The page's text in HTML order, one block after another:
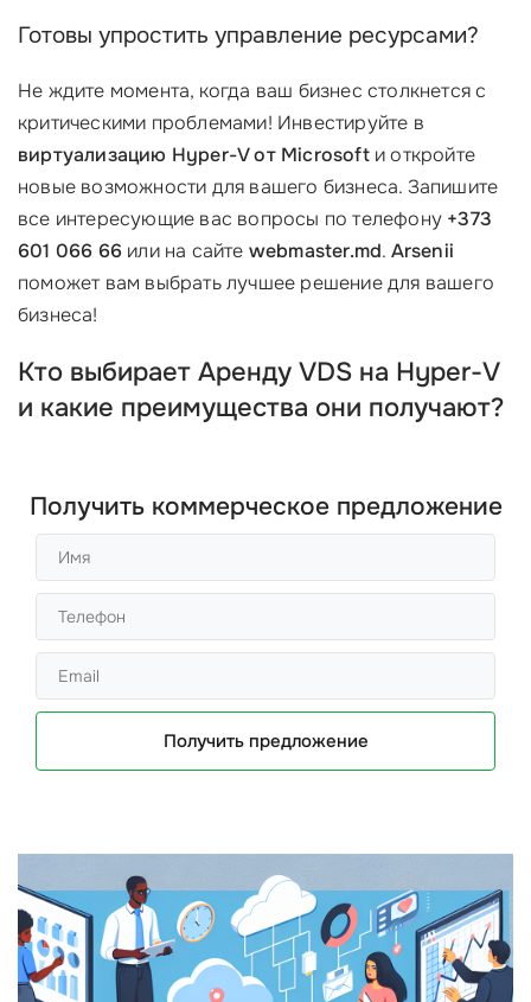
Готовы упростить управление ресурсами?
Не ждите момента, когда ваш бизнес столкнется с
критическими проблемами! Инвестируйте в
виртуализацию Hyper-V от Microsoftи откройте
новые возможности для вашего бизнеса. Запишите
все интересующие вас вопросы по телефону +373
601 066 66 или на сайте webmaster.md. Arsenii
поможет вам выбрать лучшее решение для вашего
бизнеса!
Кто выбирает Аренду VDS на Hyper-V
и какие преимущества они получают?
Получить коммерческое предложение
Получить предложение